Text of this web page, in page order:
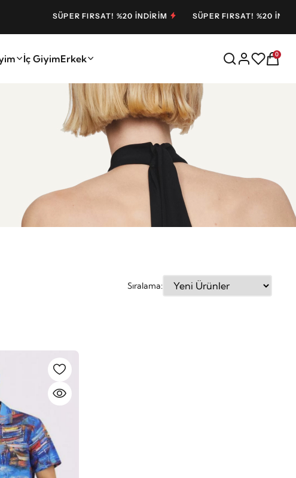
SÜPER FIRSAT! %20 İNDİRİM SÜPER FIRSAT! %20 İNDİRİM
İç GiyimErkek 0
Sıralama: